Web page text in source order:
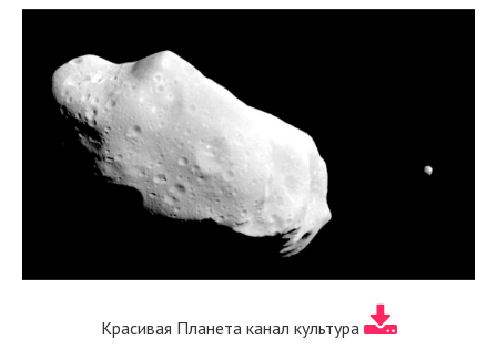
Красивая Планета канал культура